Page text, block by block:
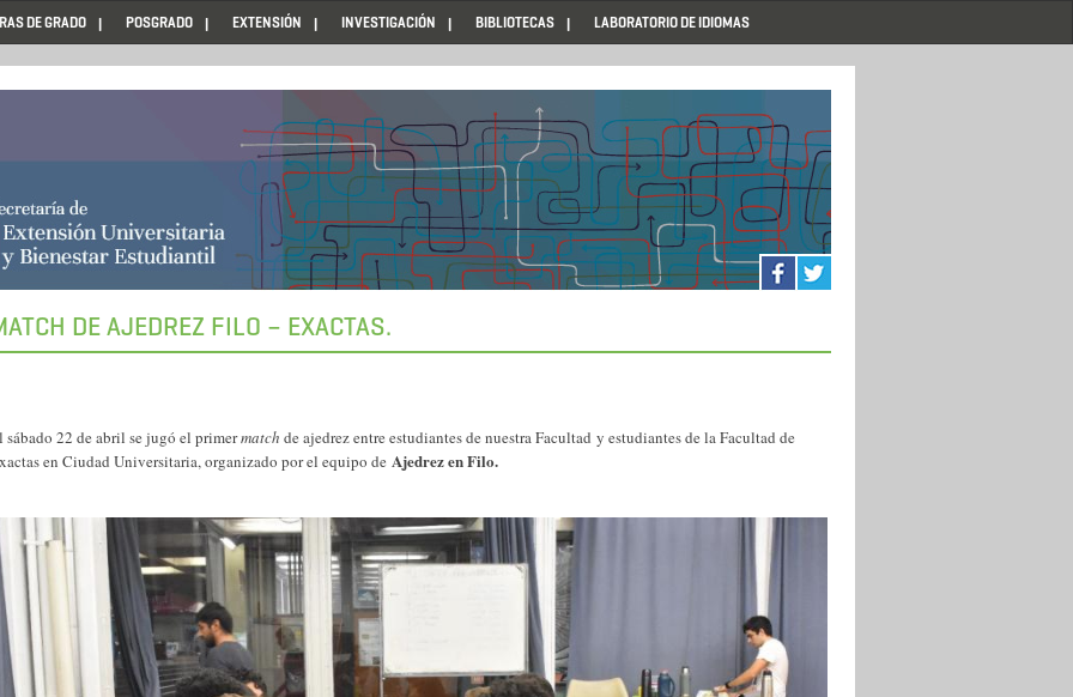
DE GRADO POSGRADO EXTENSIÓN INVESTIGACIÓN BIBLIOTECAS LABORATORIO DE IDIOMAS
DE AJEDREZ FILO – EXACTAS.
sábado 22 de abril se jugó el primermatch de ajedrez entre estudiantes de nuestra Facultad y estudiantes de la Facultad de
en Ciudad Universitaria, organizado por el equipo de Ajedrez en Filo.